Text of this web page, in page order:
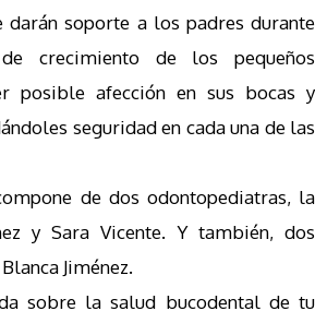
darán soporte a los padres durante
crecimiento de los pequeños
posible afección en sus bocas y
seguridad en cada una de las
de dos odontopediatras, la
y Sara Vicente. Y también, dos
Jiménez.
sobre la salud bucodental de tu